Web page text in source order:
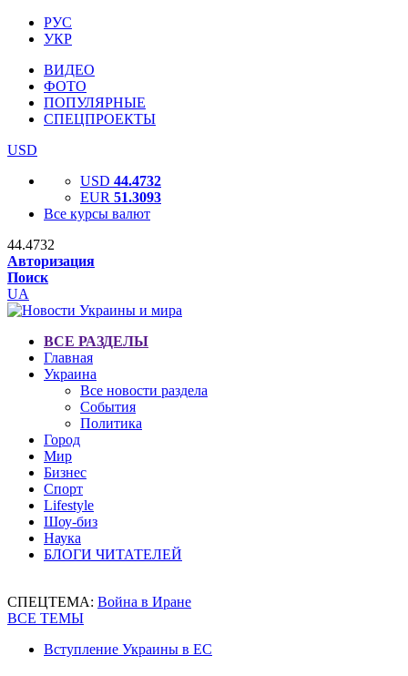
РУС
УКР
ВИДЕО
ФОТО
ПОПУЛЯРНЫЕ
СПЕЦПРОЕКТЫ
USD
USD 44.4732
EUR 51.3093
Все курсы валют
44.4732
Авторизация
Поиск
UA
ВСЕ РАЗДЕЛЫ
Главная
Украина
Все новости раздела
События
Политика
Город
Мир
Бизнес
Спорт
Lifestyle
Шоу-биз
Наука
БЛОГИ ЧИТАТЕЛЕЙ
СПЕЦТЕМА: Война в Иране
ВСЕ ТЕМЫ
Вступление Украины в ЕС